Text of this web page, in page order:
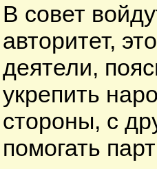
В совет
авторитет,
деятели,
укрепить
стороны, с
помогать